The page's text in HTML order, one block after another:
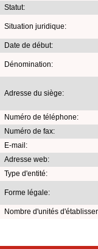
Statut:
Situation juridique:
Date de début:
Dénomination:
Adresse du siège:
Numéro de téléphone:
Numéro de fax:
E-mail:
Adresse web:
Type d'entité:
Forme légale:
Nombre d'unités